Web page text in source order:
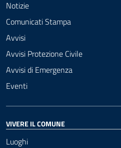
Notizie
Comunicati Stampa
Avvisi
Avvisi Protezione Civile
Avvisi di Emergenza
Eventi
VIVERE IL COMUNE
Luoghi